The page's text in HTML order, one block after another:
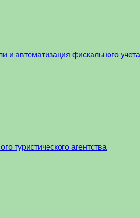
и автоматизация фискального учета
туристического агентства